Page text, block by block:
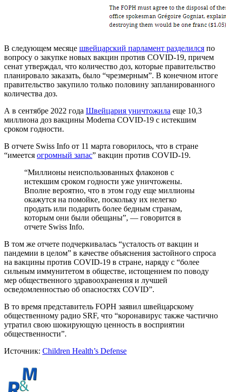
В следующем месяце швейцарский парламент разделился по
вопросу о закупке новых вакцин против COVID-19, причем
сенат утверждал, что количество доз, которые правительство
планировало заказать, было “чрезмерным”. В конечном итоге
правительство закупило только половину запланированного
количества доз.
А в сентябре 2022 года Швейцария уничтожила еще 10,3
миллиона доз вакцины Moderna COVID-19 с истекшим
сроком годности.
В отчете Swiss Info от 11 марта говорилось, что в стране
“имеется огромный запас” вакцин против COVID-19.
“Миллионы неиспользованных флаконов с
истекшим сроком годности уже уничтожены.​ ​
Вполне вероятно, что в этом году еще миллионы
окажутся на помойке, поскольку их нелегко
продать или подарить более бедным странам,
которым они были обещаны”, — говорится в
отчете Swiss Info.
В том же отчете подчеркивалась “усталость от вакцин и
пандемии в целом” в качестве объяснения застойного спроса
на вакцины против COVID-19 в стране, наряду с “более
сильным иммунитетом в обществе, истощением по поводу
мер общественного здравоохранения и лучшей
осведомленностью об опасностях COVID”.
В то время представитель FOPH заявил швейцарскому
общественному радио SRF, что “коронавирус также частично
утратил свою шокирующую ценность в восприятии
общественности”.
Источник: Children Health’s Defense